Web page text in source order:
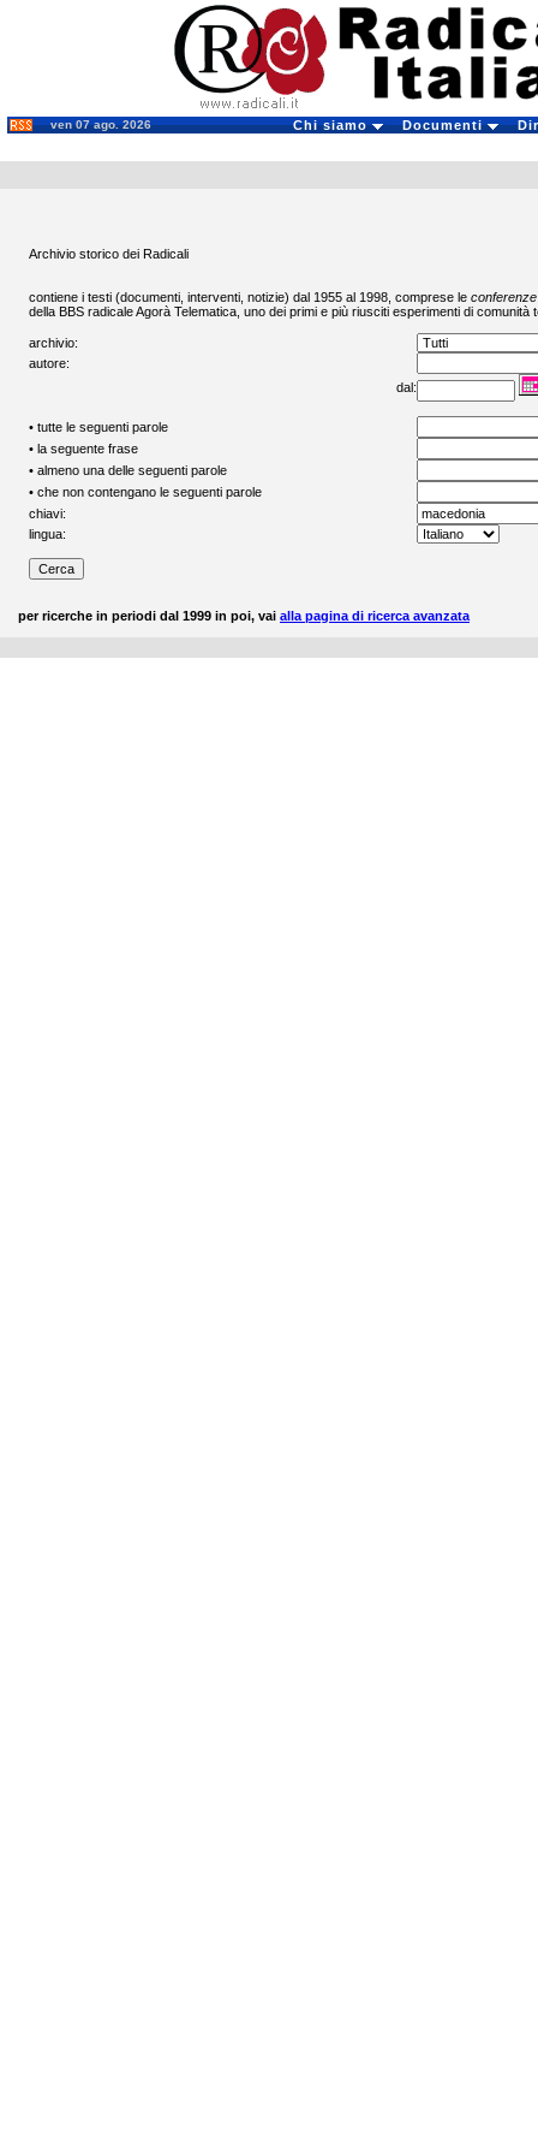
ven 07 ago. 2026 Chi siamo Documenti
Archivio storico dei Radicali
contiene i testi (documenti, interventi, notizie) dal 1955 al 1998, comprese le conferenze
della BBS radicaleAgorà Telematica , uno dei primi e più riusciti esperimenti di comunità
archivio:
autore:
dal:
• tutte le seguenti parole
• la seguente frase
• almeno una delle seguenti parole
• che non contengano le seguenti parole
chiavi:
lingua:
per ricerche in periodi dal 1999 in poi, vai alla pagina di ricerca avanzata